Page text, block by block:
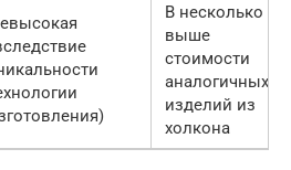
В несколько
выше
стоимости
аналогичных
изделий из
холкона